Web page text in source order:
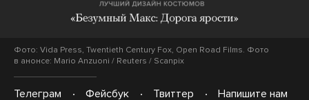
Фото: Vida Press, Twentieth Century Fox, Open Road Films. Фото
в анонсе: Mario Anzuoni / Reuters / Scanpix
Телеграм Фейсбук Твиттер Напишите нам